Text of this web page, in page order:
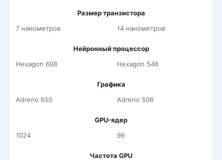
Размер транзистора
7 нанометров
14 нанометров
Нейронный процессор
Hexagon 698
Hexagon 546
Графика
Adreno 650
Adreno 506
GPU-ядер
1024
96
Частота GPU